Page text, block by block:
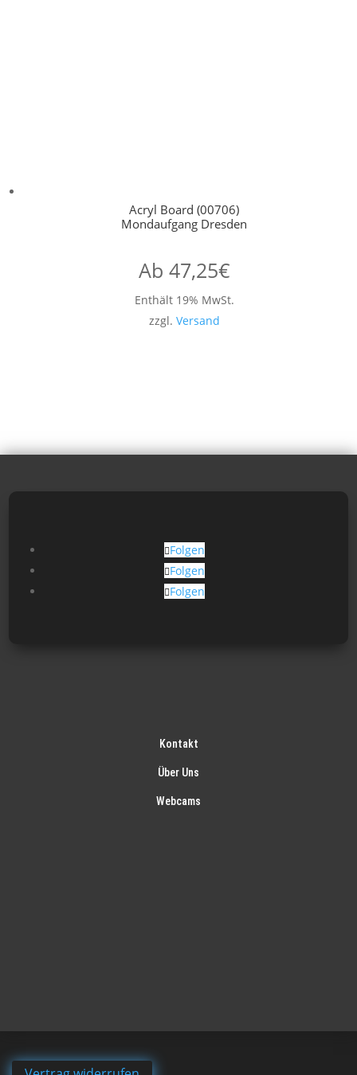
Acryl Board (00706)
Mondaufgang Dresden
Ab 47,25€
Enthält 19% MwSt.
zzgl. Versand
Folgen
Folgen
Folgen
Kontakt
Über Uns
Webcams